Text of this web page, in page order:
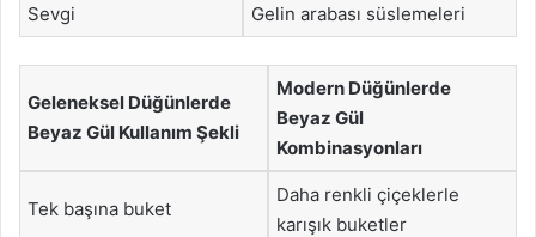
Sevgi Gelin arabası süslemeleri
Geleneksel Düğünlerde
Beyaz Gül Kullanım Şekli
Modern Düğünlerde
Beyaz Gül
Kombinasyonları
Tek başına buket
Daha renkli çiçeklerle
karışık buketler